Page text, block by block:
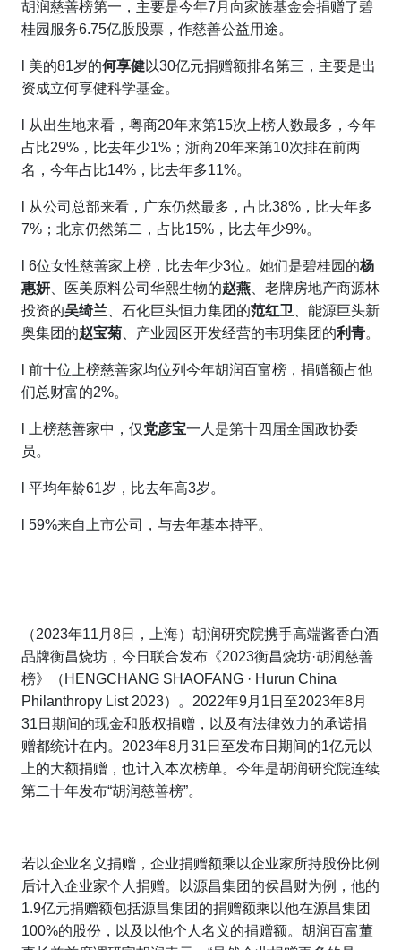
胡润慈善榜第一，主要是今年7月向家族基金会捐赠了碧
桂园服务6.75亿股股票，作慈善公益用途。
美的81岁的何享健以30亿元捐赠额排名第三，主要是出
资成立何享健科学基金。
从出生地来看，粤商20年来第15次上榜人数最多，今年
占比29%，比去年少1%；浙商20年来第10次排在前两
名，今年占比14%，比去年多11%。
从公司总部来看，广东仍然最多，占比38%，比去年多
7%；北京仍然第二，占比15%，比去年少9%。
6位女性慈善家上榜，比去年少3位。她们是碧桂园的杨
惠妍、医美原料公司华熙生物的赵燕 、老牌房地产商源林
投资的吴绮兰 、石化巨头恒力集团的范红卫
、能源巨头新
奥集团的赵宝菊 、产业园区开发经营的韦玥集团的利青。
前十位上榜慈善家均位列今年胡润百富榜，捐赠额占他
们总财富的2%。
上榜慈善家中，仅党彦宝一人是第十四届全国政协委
员。
平均年龄61岁，比去年高3岁。
59%来自上市公司，与去年基本持平。
（2023年11月8日，上海）胡润研究院携手高端酱香白酒
品牌衡昌烧坊，今日联合发布《2023衡昌烧坊·胡润慈善
榜》（ HENGCHANG SHAOFANG · Hurun China
Philanthropy List 2023）。2022年9月1日至2023年8月
31日期间的现金和股权捐赠，以及有法律效力的承诺捐
赠都统计在内。2023年8月31日至发布日期间的1亿元以
上的大额捐赠，也计入本次榜单。今年是胡润研究院连续
第二十年发布“胡润慈善榜”。
若以企业名义捐赠，企业捐赠额乘以企业家所持股份比例
后计入企业家个人捐赠。以源昌集团的侯昌财为例，他的
1.9亿元捐赠额包括源昌集团的捐赠额乘以他在源昌集团
100%的股份，以及以他个人名义的捐赠额。胡润百富董